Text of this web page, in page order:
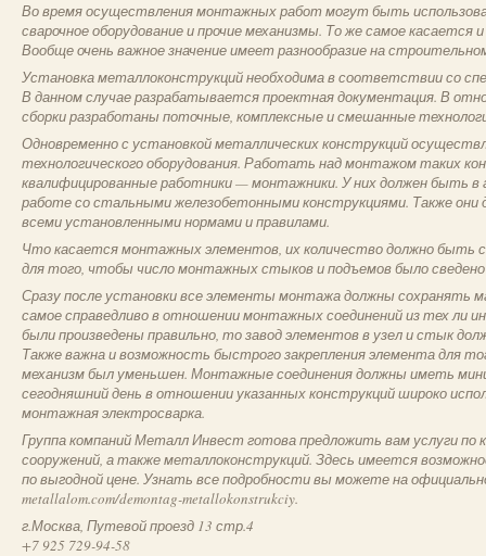
Во время осуществления монтажных работ могут быть
сварочное оборудование и прочие механизмы. То же самое касается
Вообще очень важное значение имеет разнообразие на
Установка металлоконструкций необходима в соответствии со
В данном случае разрабатывается проектная документация. В
сборки разработаны поточные, комплексные и смешанные
Одновременно с установкой металлических конструкций
технологического оборудования. Работать над монтажом таких
квалифицированные работники — монтажники. У них должен быть
работе со стальными железобетонными конструкциями. Также
всеми установленными нормами и правилами.
Что касается монтажных элементов, их количество должно быть
для того, чтобы число монтажных стыков и подъемов было
Сразу после установки все элементы монтажа должны сохранять
самое справедливо в отношении монтажных соединений из тех ли
были произведены правильно, то завод элементов в узел и стык
Также важна и возможность быстрого закрепления элемента для
механизм был уменьшен. Монтажные соединения должны иметь
сегодняшний день в отношении указанных конструкций широко
монтажная электросварка.
Группа компаний Металл Инвест готова предложить вам услуги по
сооружений, а также металлоконструкций. Здесь имеется
по выгодной цене. Узнать все подробности вы можете на
metallalom.com/demontag-metallokonstrukciy.
г.Москва, Путевой проезд 13 стр.4
+7 925 729-94-58